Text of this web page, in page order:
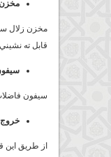
مخزن
قابل ته
سيفون
خروج
از طريق اين